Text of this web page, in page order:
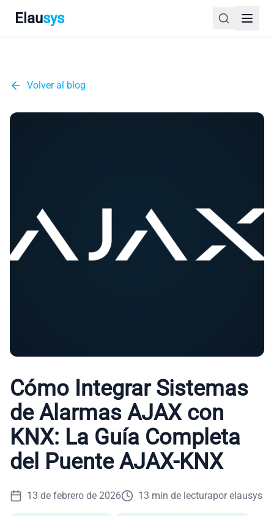
Elausys
Volver al blog
Cómo Integrar Sistemas
de Alarmas AJAX con
KNX: La Guía Completa
del Puente AJAX-KNX
13 de febrero de 2026 13 min de lecturapor elausys